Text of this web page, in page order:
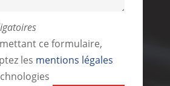
ce formulaire,
les mentions légales